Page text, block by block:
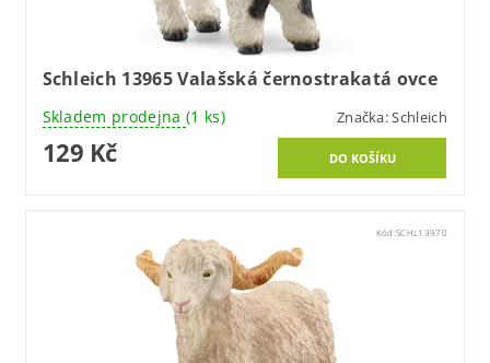
Schleich 13965 Valašská černostrakatá ovce
Skladem prodejna (1 ks) Značka:Schleich
129 Kč
Kód:SCHL13970